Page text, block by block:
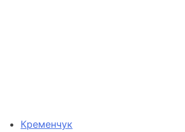
Кременчук